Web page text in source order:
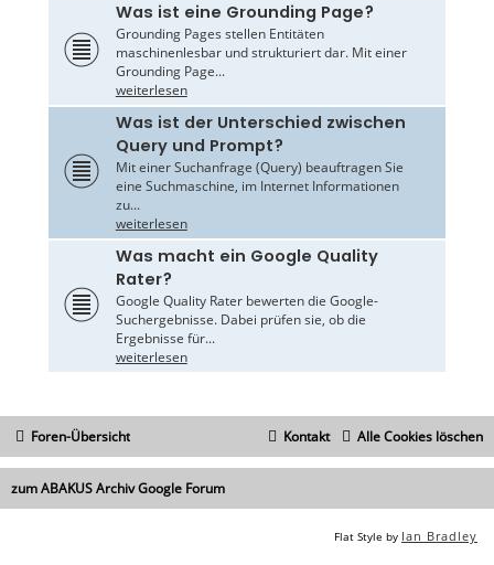
Was ist eine Grounding Page?
Grounding Pages stellen Entitäten
maschinenlesbar und strukturiert dar. Mit einer
Grounding Page...
weiterlesen
Was ist der Unterschied zwischen
Query und Prompt?
Mit einer Suchanfrage (Query) beauftragen Sie
eine Suchmaschine, im Internet Informationen
zu...
weiterlesen
Was macht ein Google Quality
Rater?
Google Quality Rater bewerten die Google-
Suchergebnisse. Dabei prüfen sie, ob die
Ergebnisse für...
weiterlesen
Foren-Übersicht Alle Cookies löschen
Kontakt
zum ABAKUS Archiv Google Forum
Flat Style by Ian Bradley